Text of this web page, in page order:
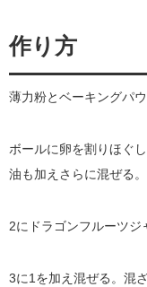
作り方
薄力粉とベーキングパ
ボールに卵を割りほぐ
油も加えさらに混ぜる。
2にドラゴンフルーツジ
3に1を加え混ぜる。混